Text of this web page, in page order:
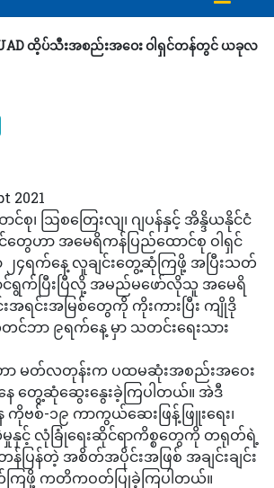
ထိ့ပ်သီးအစည်းအဝေး ဝါရှင်တန်တွင် ယခုလ
2021
စု၊ ဩစတြေးလျ၊ ဂျပန်နှင့် အိန္ဒိယနိုင်ငံ
တွေဟာ အမေရိကန်ပြည်ထောင်စု ဝါရှင်
၄ရက်နေ့ လူချင်းတွေ့ဆုံကြဖို့ အပြီးသတ်
ရွက်ပြီးပြီလို့ အမည်မဖော်လိုသူ အမေရိ
အရင်းအမြစ်တွေကို ကိုးကားပြီး ကျိုဒို
ဘာ ၉ရက်နေ့ မှာ သတင်းရေးသား
ာ မတ်လတုန်းက ပထမဆုံးအစည်းအဝေး
တွေ့ဆုံဆွေးနွေးခဲ့ကြပါတယ်။ အဲဒီ
ဗစ်-၁၉ ကာကွယ်ဆေးဖြန့်ဖြူးရေး၊
မှုနှင့် လုံခြုံရေးဆိုင်ရာကိစ္စတွေကို တရုတ်ရဲ့
ပြန်တဲ့ အစိတ်အပိုင်းအဖြစ် အချင်းချင်း
ကြဖို့ ကတိကဝတ်ပြုခဲ့ကြပါတယ်။